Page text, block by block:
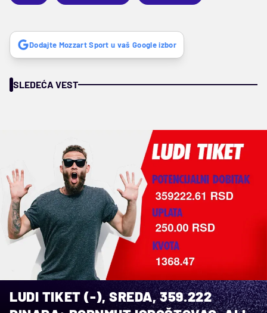
Dodajte Mozzart Sport u vaš Google izbor
SLEDEĆA VEST
LUDI TIKET (-), SREDA, 359.222